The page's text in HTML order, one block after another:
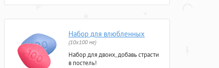
Набор для влюбленных
(10х100 мг)
Набор для двоих, добавь страсти
в постель!